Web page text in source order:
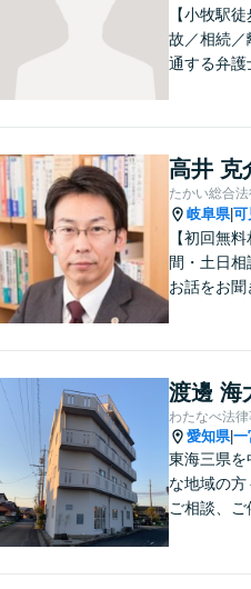
【小牧駅
故／相続／
通する弁護
分かりやす
す。お気軽
い！
高井 克
たかい総合
岐阜県|可
【初回無
間・土日相
お話をお
渡邊 海
わたなべ法
愛知県|一
東海三県を
な地域の
ご相談、ご
おります。